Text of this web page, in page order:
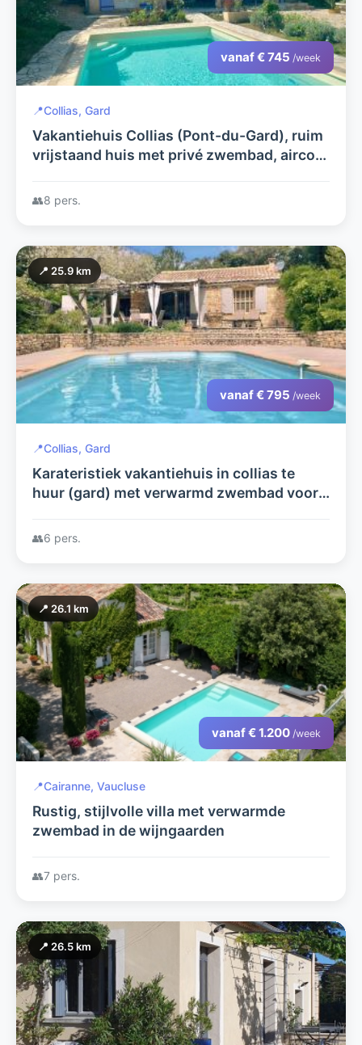
vanaf € 745 /week
📍Collias, Gard
Vakantiehuis Collias (Pont-du-Gard), ruim
vrijstaand huis met privé zwembad, airco,
restaurantjes dichtbij
👥8 pers.
📍 25.9 km
vanaf € 795 /week
📍Collias, Gard
Karateristiek vakantiehuis in collias te
huur (gard) met verwarmd zwembad voor
👥6 pers.
📍 26.1 km
vanaf € 1.200 /week
📍Cairanne, Vaucluse
Rustig, stijlvolle villa met verwarmde
zwembad in de wijngaarden
👥7 pers.
📍 26.5 km